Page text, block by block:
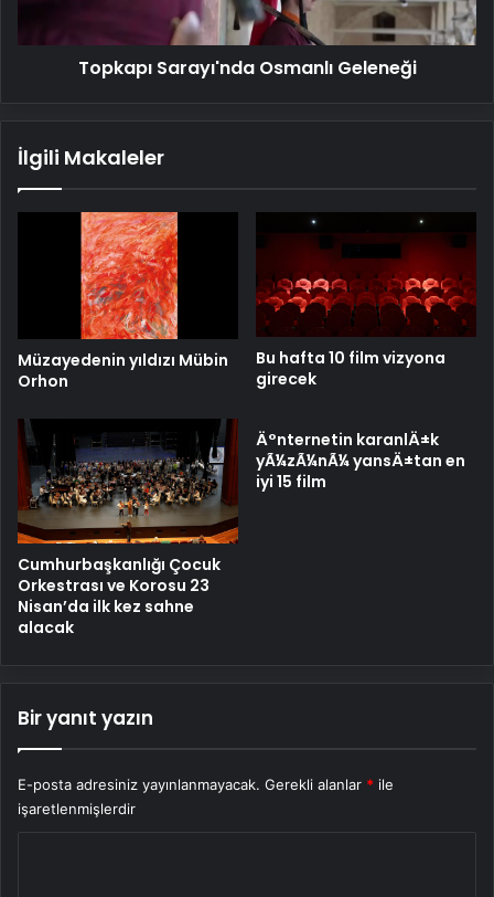
Topkapı Sarayı'nda Osmanlı Geleneği
İlgili Makaleler
Müzayedenin yıldızı Mübin
Orhon
Bu hafta 10 film vizyona
girecek
Cumhurbaşkanlığı Çocuk
Orkestrası ve Korosu 23
Nisan’da ilk kez sahne
alacak
Ä°nternetin karanlÄ±k
yÃ¼zÃ¼nÃ¼ yansÄ±tan en
iyi 15 film
Bir yanıt yazın
E-posta adresiniz yayınlanmayacak. Gerekli alanlar * ile
işaretlenmişlerdir